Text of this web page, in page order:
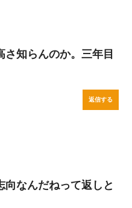
知らんのか。三年目
返信する
向なんだねって返しと